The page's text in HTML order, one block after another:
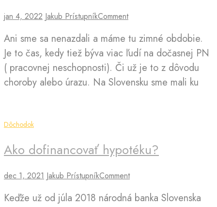
jan 4, 2022 Jakub PrístupníkComment
Ani sme sa nenazdali a máme tu zimné obdobie.
Je to čas, kedy tiež býva viac ľudí na dočasnej PN
( pracovnej neschopnosti). Či už je to z dôvodu
choroby alebo úrazu. Na Slovensku sme mali ku
Dôchodok
Ako dofinancovať hypotéku?
dec 1, 2021 Jakub PrístupníkComment
Keďže už od júla 2018 národná banka Slovenska